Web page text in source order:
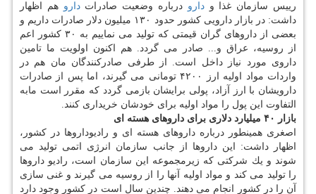
رییس سازمان غذا ودارو درباره وضعیت صادراتدارو هم اظهار
داشت: در بازار دارویی كشور حدود ۱۳۰ میلیون دلار صادرات داریم و
بعضی از داروهای گران قیمتی كه تولید می نماییم به ۳۰ كشور اعم
از روسیه، عراق و... صادر می گردد. هم اكنون اولویت ما تامین
داروی مورد نیاز داخل است. از طرفی صادركنندگان مان هم در
واردات مواد اولیه ارز ۴۲۰۰ تومانی می گیرند، اما پس از صادرات
دارویشان با ارز آزاد، پولی برایشان بازمی گردد كه مقرر است مابه
التفاوت این پول را مواد اولیه برای خودشان خریداری كنند.
بازار ۴۰ میلیارد دلاری برای داروهای هسته ای
اصغری همینطور درباره داروهای هسته ای و رادیوداروها در كشور،
اظهار داشت: این داروها از جانب سازمان انرژی اتمی تولید می
شوند و یك شركتی كه زیرمجموعه این سازمان است، رادیو داروها
را تولید می كند و مواد اولیه آنها را از روسیه می گیرند و غنی سازی
آن را در كشور انجام می دهند. چندین سال است در كشور وجود دارد